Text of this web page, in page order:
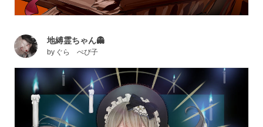
地縛霊ちゃん👻
by ぐら ぺぴ子